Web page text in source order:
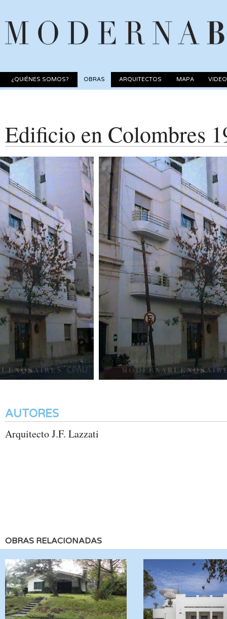
¿QUIÉNES SOMOS? OBRAS ARQUITECTOS MAPA
Edificio en Colombres
AUTORES
Arquitecto J.F. Lazzati
OBRAS RELACIONADAS